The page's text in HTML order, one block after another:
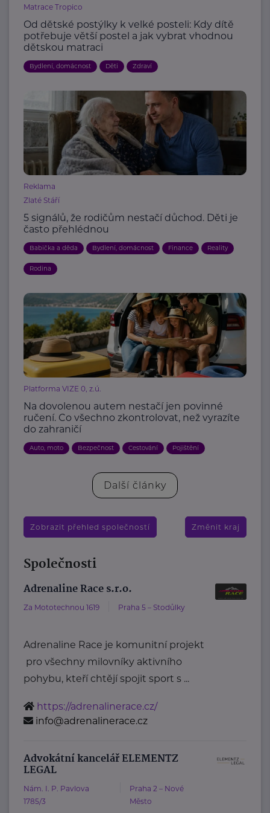
Matrace Tropico
Od dětské postýlky k velké posteli: Kdy dítě
potřebuje větší postel a jak vybrat vhodnou
dětskou matraci
Bydlení, domácnost Děti Zdraví
Reklama
Zlaté Stáří
5 signálů, že rodičům nestačí důchod. Děti je
často přehlédnou
Babička a děda Bydlení, domácnost Finance Reality
Rodina
Platforma VIZE 0, z.ú.
Na dovolenou autem nestačí jen povinné
ručení. Co všechno zkontrolovat, než vyrazíte
do zahraničí
Auto, moto Bezpečnost Cestování Pojištění
Další články
Zobrazit přehled společností Změnit kraj
Společnosti
Adrenaline Race s.r.o.
Za Mototechnou 1619 Praha 5 – Stodůlky
Adrenaline Race je komunitní projekt
pro všechny milovníky aktivního
pohybu, kteří chtějí spojit sport s ...
https://adrenalinerace.cz/
info@adrenalinerace.cz
Advokátní kancelář ELEMENTZ
LEGAL
Nám. I. P. Pavlova
1785/3
Praha 2 – Nové
Město